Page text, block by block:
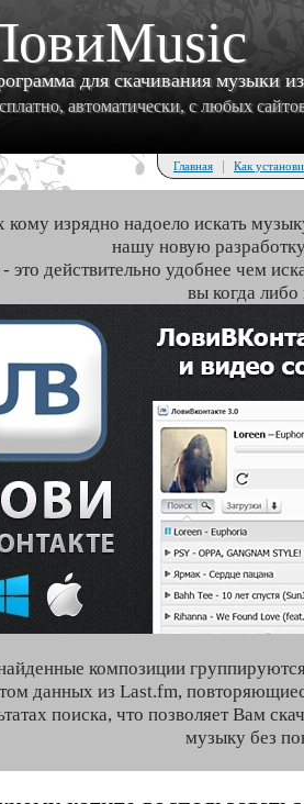
для скачивания музыки
автоматически, с любых
Главная | Как
кому изрядно надоело искать
нашу новую
это действительно удобнее чем
вы когда либо
композиции
данных из Last.fm,
поиска, что позволяет Вам
музыку без